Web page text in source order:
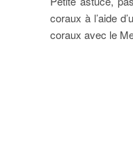
coraux à l’aide
coraux avec le